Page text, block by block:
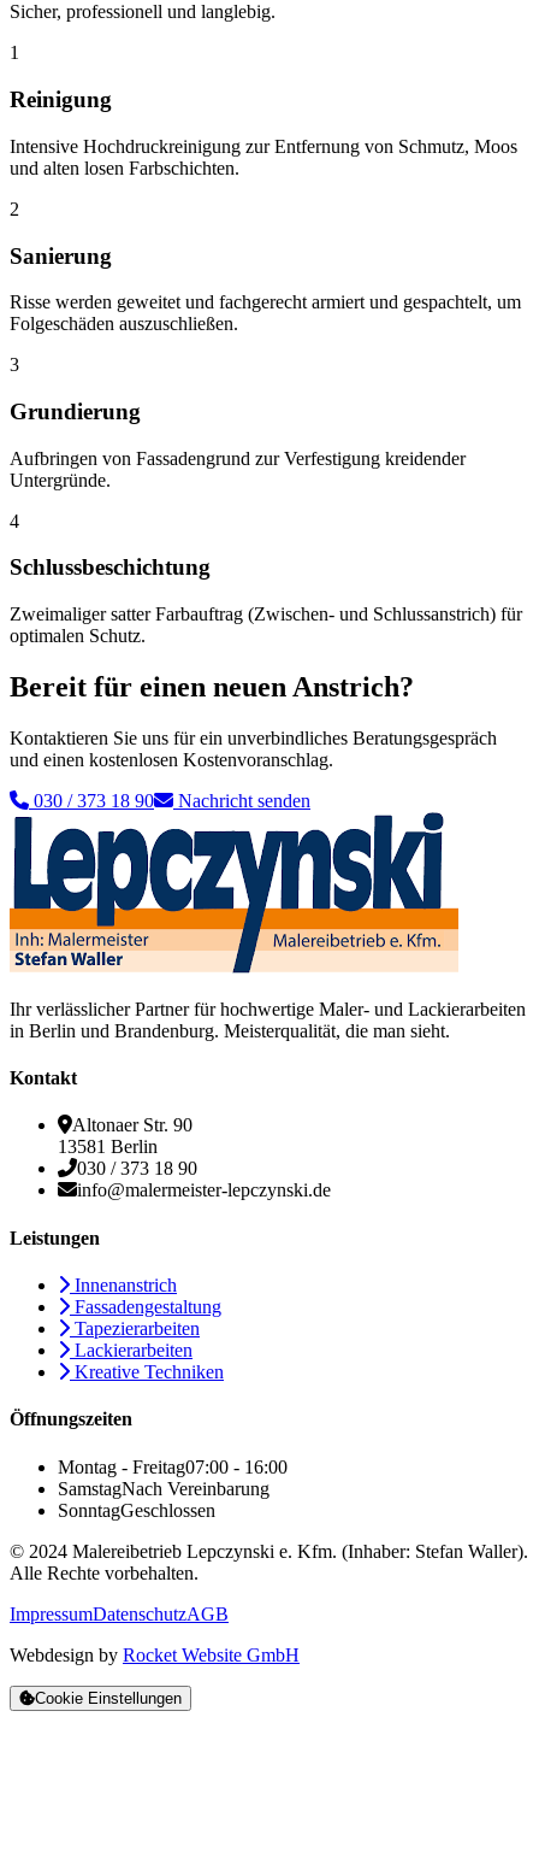
Sicher, professionell und langlebig.
1
Reinigung
Intensive Hochdruckreinigung zur Entfernung von Schmutz, Moos
und alten losen Farbschichten.
2
Sanierung
Risse werden geweitet und fachgerecht armiert und gespachtelt, um
Folgeschäden auszuschließen.
3
Grundierung
Aufbringen von Fassadengrund zur Verfestigung kreidender
Untergründe.
4
Schlussbeschichtung
Zweimaliger satter Farbauftrag (Zwischen- und Schlussanstrich) für
optimalen Schutz.
Bereit für einen neuen Anstrich?
Kontaktieren Sie uns für ein unverbindliches Beratungsgespräch
und einen kostenlosen Kostenvoranschlag.
030 / 373 18 90
Nachricht senden
Ihr verlässlicher Partner für hochwertige Maler- und Lackierarbeiten
in Berlin und Brandenburg. Meisterqualität, die man sieht.
Kontakt
Altonaer Str. 90
13581 Berlin
030 / 373 18 90
info@malermeister-lepczynski.de
Leistungen
Innenanstrich
Fassadengestaltung
Tapezierarbeiten
Lackierarbeiten
Kreative Techniken
Öffnungszeiten
Montag - Freitag07:00 - 16:00
SamstagNach Vereinbarung
SonntagGeschlossen
© 2024 Malereibetrieb Lepczynski e. Kfm. (Inhaber: Stefan Waller).
Alle Rechte vorbehalten.
ImpressumDatenschutzAGB
Webdesign by Rocket Website GmbH
Cookie Einstellungen